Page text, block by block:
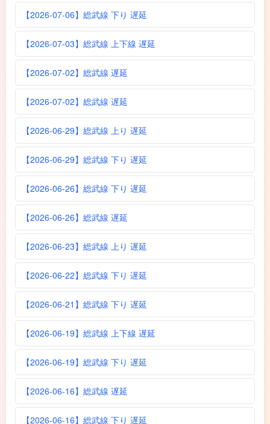
【2026-07-06】総武線 下り 遅延
【2026-07-03】総武線 上下線 遅延
【2026-07-02】総武線 遅延
【2026-07-02】総武線 遅延
【2026-06-29】総武線 上り 遅延
【2026-06-29】総武線 下り 遅延
【2026-06-26】総武線 下り 遅延
【2026-06-26】総武線 遅延
【2026-06-23】総武線 上り 遅延
【2026-06-22】総武線 下り 遅延
【2026-06-21】総武線 下り 遅延
【2026-06-19】総武線 上下線 遅延
【2026-06-19】総武線 下り 遅延
【2026-06-16】総武線 遅延
【2026-06-16】総武線 下り 遅延